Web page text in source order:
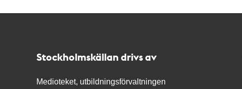
Stockholmskällan drivs av
Medioteket, utbildningsförvaltningen